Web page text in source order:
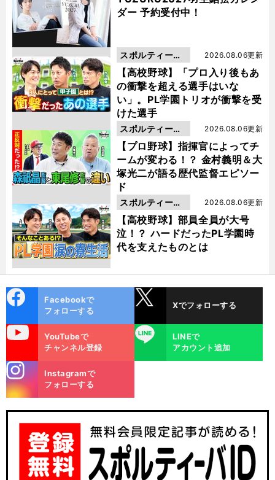
ダー 予約受付中！
【高校野球】「プロ入り後もあ
の衝撃を超える選手はいな
い」。PL学園トリオが衝撃を受
けた選手
2026.08.06更新
スポルティーバ
動画
【プロ野球】指揮官によってチ
ームが変わる！？ 金村義明＆大
塚光二が語る歴代監督エピソー
ド
2026.08.06更新
スポルティーバ
動画
【高校野球】部員全員が大号
泣！？ ハードだったPL学園時
代を支えたものとは
2026.08.06更新
スポルティーバ
動画
ok
Facebookで
フォローする
Xでフォローする
YouTubeで
チャンネル登録
LINE
LINEで
アカウント追加
m
Instagramで
フォローする